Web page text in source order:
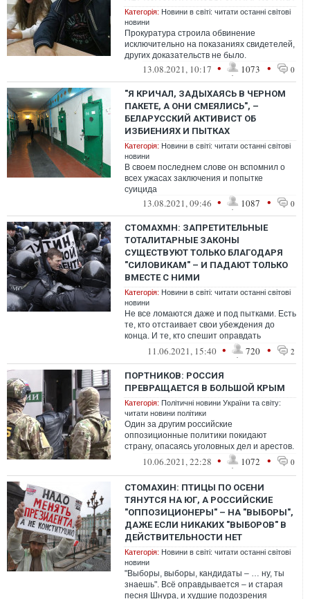
Категорія: Новини в світі: читати останні світові
новини
Прокуратура строила обвинение
исключительно на показаниях свидетелей,
других доказательств не было.
13.08.2021, 10:17 • 1073 • 0
"Я КРИЧАЛ, ЗАДЫХАЯСЬ В ЧЕРНОМ
ПАКЕТЕ, А ОНИ СМЕЯЛИСЬ", –
БЕЛАРУССКИЙ АКТИВИСТ ОБ
ИЗБИЕНИЯХ И ПЫТКАХ
Категорія: Новини в світі: читати останні світові
новини
В своем последнем слове он вспомнил о
всех ужасах заключения и попытке
суицида
13.08.2021, 09:46 • 1087 • 0
СТОМАХМН: ЗАПРЕТИТЕЛЬНЫЕ
ТОТАЛИТАРНЫЕ ЗАКОНЫ
СУЩЕСТВУЮТ ТОЛЬКО БЛАГОДАРЯ
"СИЛОВИКАМ" – И ПАДАЮТ ТОЛЬКО
ВМЕСТЕ С НИМИ
Категорія: Новини в світі: читати останні світові
новини
Не все ломаются даже и под пытками. Есть
те, кто отстаивает свои убеждения до
конца. И те, кто спешит оправдать
предательство – скорее всего, в душе с...
11.06.2021, 15:40 • 720 • 2
ПОРТНИКОВ: РОССИЯ
ПРЕВРАЩАЕТСЯ В БОЛЬШОЙ КРЫМ
Категорія: Політичні новини України та світу:
читати новини політики
Один за другим российские
оппозиционные политики покидают
страну, опасаясь уголовных дел и арестов.
Теперь речь даже не идет о депутатах
Государственн...
10.06.2021, 22:28 • 1072 • 0
СТОМАХИН: ПТИЦЫ ПО ОСЕНИ
ТЯНУТСЯ НА ЮГ, А РОССИЙСКИЕ
"ОППОЗИЦИОНЕРЫ" – НА "ВЫБОРЫ",
ДАЖЕ ЕСЛИ НИКАКИХ "ВЫБОРОВ" В
ДЕЙСТВИТЕЛЬНОСТИ НЕТ
Категорія: Новини в світі: читати останні світові
новини
"Выборы, выборы, кандидаты – … ну, ты
знаешь". Всё оправдывается – и старая
песня Шнура, и худшие подозрения